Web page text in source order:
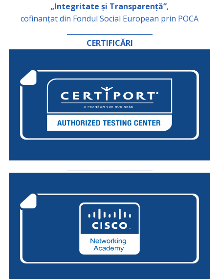
„Integritate și Transparență”,
cofinanțat din Fondul Social European prin POCA
CERTIFICĂRI